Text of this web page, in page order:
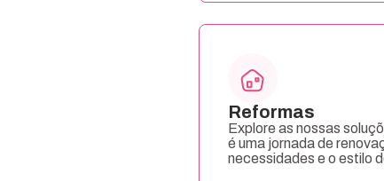
Reformas
Explore as nossas
é uma jornada de
necessidades e o estilo